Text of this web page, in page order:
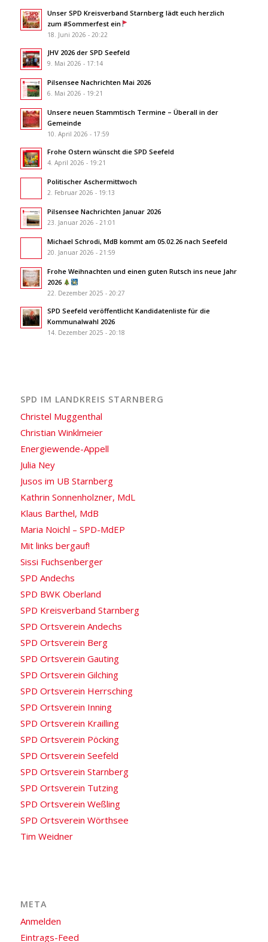
Unser SPD Kreisverband Starnberg lädt euch herzlich
zum #Sommerfest ein
18. Juni 2026 - 20:22
JHV 2026 der SPD Seefeld
9. Mai 2026 - 17:14
Pilsensee Nachrichten Mai 2026
6. Mai 2026 - 19:21
Unsere neuen Stammtisch Termine – Überall in der
Gemeinde
10. April 2026 - 17:59
Frohe Ostern wünscht die SPD Seefeld
4. April 2026 - 19:21
Politischer Aschermittwoch
2. Februar 2026 - 19:13
Pilsensee Nachrichten Januar 2026
23. Januar 2026 - 21:01
Michael Schrodi, MdB kommt am 05.02.26 nach Seefeld
20. Januar 2026 - 21:59
Frohe Weihnachten und einen guten Rutsch ins neue Jahr
2026
22. Dezember 2025 - 20:27
SPD Seefeld veröffentlicht Kandidatenliste für die
Kommunalwahl 2026
14. Dezember 2025 - 20:18
SPD IM LANDKREIS STARNBERG
Christel Muggenthal
Christian Winklmeier
Energiewende-Appell
Julia Ney
Jusos im UB Starnberg
Kathrin Sonnenholzner, MdL
Klaus Barthel, MdB
Maria Noichl – SPD-MdEP
Mit links bergauf!
Sissi Fuchsenberger
SPD Andechs
SPD BWK Oberland
SPD Kreisverband Starnberg
SPD Ortsverein Andechs
SPD Ortsverein Berg
SPD Ortsverein Gauting
SPD Ortsverein Gilching
SPD Ortsverein Herrsching
SPD Ortsverein Inning
SPD Ortsverein Krailling
SPD Ortsverein Pöcking
SPD Ortsverein Seefeld
SPD Ortsverein Starnberg
SPD Ortsverein Tutzing
SPD Ortsverein Weßling
SPD Ortsverein Wörthsee
Tim Weidner
META
Anmelden
Eintrags-Feed